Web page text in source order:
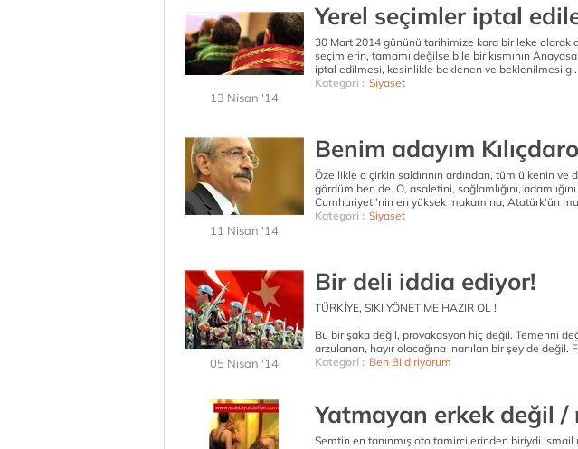
13 Nisan '14
Yerel seçimler iptal
30 Mart 2014 gününü tarihimize kara bir leke olarak
seçimlerin, tamamı değilse bile bir kısmının
iptal edilmesi, kesinlikle beklenen ve beklenilmesi g..
Kategori : Siyaset
11 Nisan '14
Benim adayım
Özellikle o çirkin saldırının ardından, tüm ülkenin ve
gördüm ben de. O, asaletini, sağlamlığını,
Cumhuriyeti'nin en yüksek makamına, Atatürk'ün
Kategori : Siyaset
05 Nisan '14
Bir deli iddia ediyor!
TÜRKİYE, SIKI YÖNETİME HAZIR OL !
Bu bir şaka değil, provakasyon hiç değil. Temenni
arzulanan, hayır olacağına inanılan bir şey de değil.
Kategori : Ben Bildiriyorum
Yatmayan erkek değil /
Semtin en tanınmış oto tamircilerinden biriydi İsmail